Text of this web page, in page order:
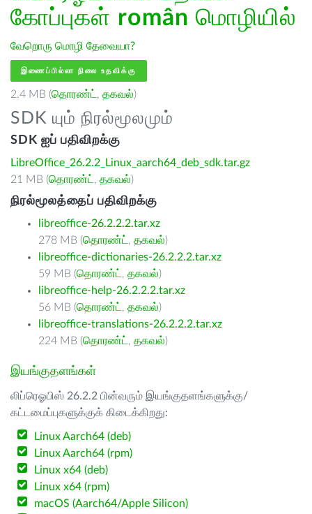
கோப்புகள் român மொழியில்
வேறொரு மொழி தேவையா?
இணைப்பில்லா நிலை உதவிக்கு
2.4 MB (தொரண்ட் , தகவல்)
SDK யும் நிரல்மூலமும்
SDK ஐப் பதிவிறக்கு
LibreOffice_26.2.2_Linux_aarch64_deb_sdk.tar.gz
21 MB (தொரண்ட் , தகவல்)
நிரல்மூலத்தைப் பதிவிறக்கு
libreoffice-26.2.2.2.tar.xz
278 MB (தொரண்ட் , தகவல்)
libreoffice-dictionaries-26.2.2.2.tar.xz
59 MB (தொரண்ட் , தகவல்)
libreoffice-help-26.2.2.2.tar.xz
56 MB (தொரண்ட் , தகவல்)
libreoffice-translations-26.2.2.2.tar.xz
224 MB (தொரண்ட் , தகவல்)
இயங்குதளங்கள்
லிப்ரெஓபிஸ் 26.2.2 பின்வரும் இயங்குதளங்களுக்கு/
கட்டமைப்புகளுக்குக் கிடைக்கிறது:
Linux Aarch64 (deb)
Linux Aarch64 (rpm)
Linux x64 (deb)
Linux x64 (rpm)
macOS (Aarch64/Apple Silicon)